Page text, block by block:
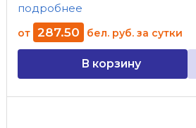
подробнее
от 287.50 бел. руб. за сутки
В корзину